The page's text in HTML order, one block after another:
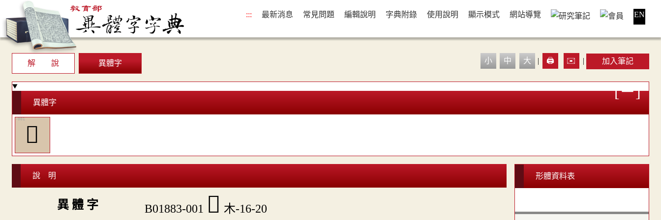
::: 最新消息 常見問題 編輯說明 字典附錄 使用說明 顯示模式 網站導覽 EN
解 說 異體字 小 中 大 | 🖨️ ✉️ | 加入筆記
異體字
󷱽
說 明
異 體 字 B01883-001 󷱽 木-16-20
形體資料表